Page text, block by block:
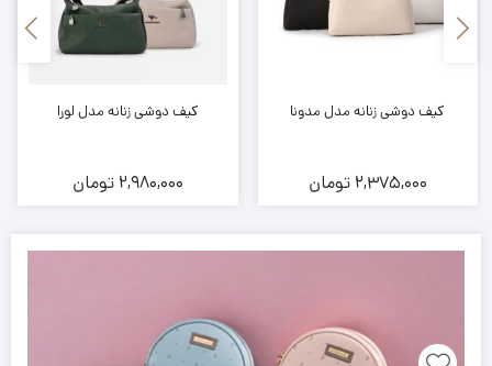
کیف دوشی زنانه مدل مدونا
2,375,000 تومان
کیف دوشی زنانه مدل لورا
2,980,000 تومان